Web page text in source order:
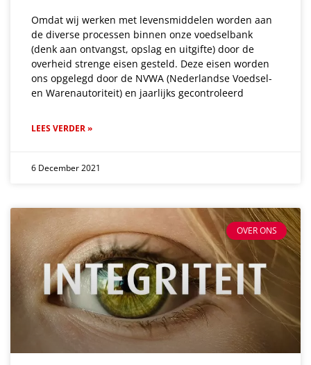
Omdat wij werken met levensmiddelen worden aan
de diverse processen binnen onze voedselbank
(denk aan ontvangst, opslag en uitgifte) door de
overheid strenge eisen gesteld. Deze eisen worden
ons opgelegd door de NVWA (Nederlandse Voedsel-
en Warenautoriteit) en jaarlijks gecontroleerd
LEES VERDER »
6 December 2021
OVER ONS